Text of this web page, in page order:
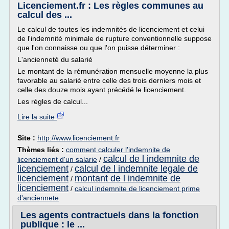
Licenciement.fr : Les règles communes au
calcul des ...
Le calcul de toutes les indemnités de licenciement et celui
de l'indemnité minimale de rupture conventionnelle suppose
que l'on connaisse ou que l'on puisse déterminer :
L'ancienneté du salarié
Le montant de la rémunération mensuelle moyenne la plus
favorable au salarié entre celle des trois derniers mois et
celle des douze mois ayant précédé le licenciement.
Les règles de calcul...
Lire la suite
Site : http://www.licenciement.fr
Thèmes liés : comment calculer l'indemnite de
licenciement d'un salarie / calcul de l indemnite de
licenciement / calcul de l indemnite legale de
licenciement / montant de l indemnite de
licenciement / calcul indemnite de licenciement prime
d'anciennete
Les agents contractuels dans la fonction
publique : le ...